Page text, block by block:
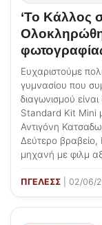
‘Το Κάλλος
Ευχαριστούμε
γυμνασίου που
διαγωνισμού
Standard Kit Mini
Αντιγόνη
Δεύτερο
μηχανή με φιλμ
ΠΓΕΛΕΣΣ | 02/06/